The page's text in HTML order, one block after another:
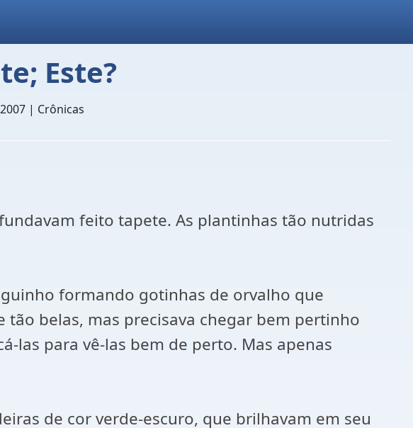
Este?
| Crônicas
feito tapete. As plantinhas tão nutridas
formando gotinhas de orvalho que
belas, mas precisava chegar bem pertinho
las para vê-las bem de perto. Mas apenas
de cor verde-escuro, que brilhavam em seu